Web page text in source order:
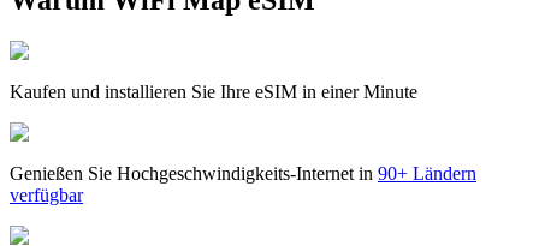
Kaufen und installieren Sie Ihre eSIM in einer Minute
Genießen Sie Hochgeschwindigkeits-Internet in 90+ Ländern
verfügbar